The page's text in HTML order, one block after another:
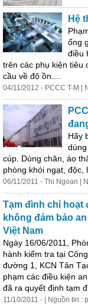
Hệ
ống
điều
trên các phụ kiện tiêu
cầu về độ ồn....
04/11/2012 - PCCC T-M |
Hãy
cúp. Dùng chăn, áo
phòng khói ngạt, độc,
06/11/2011 - Thi Ngoan |
Tạm đình chỉ
không đảm bảo
Việt Nam
Ngày 16/06/2011,
hành kiểm tra tại
đường 1, KCN Tân
phạm các điều kiện
đã ra quyết định tạm
11/10/2011 - | Nguồn tin :